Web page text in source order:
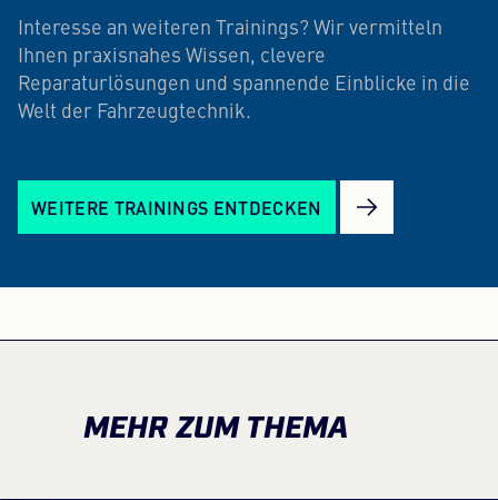
Interesse an weiteren Trainings? Wir vermitteln
Ihnen praxisnahes Wissen, clevere
Reparaturlösungen und spannende Einblicke in die
Welt der Fahrzeugtechnik.
WEITERE TRAININGS ENTDECKEN
MEHR ZUM THEMA